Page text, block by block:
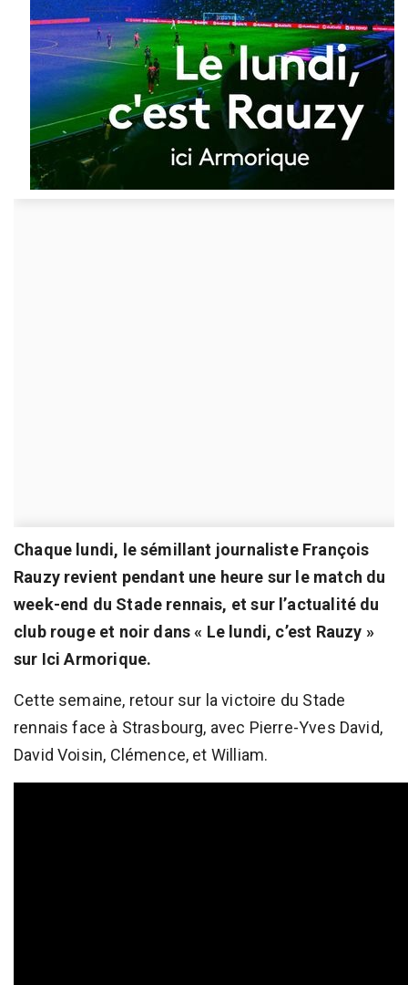
Chaque lundi, le sémillant journaliste François
Rauzy revient pendant une heure sur le match du
week-end du Stade rennais, et sur l’actualité du
club rouge et noir dans « Le lundi, c’est Rauzy »
sur Ici Armorique.
Cette semaine, retour sur la victoire du Stade
rennais face à Strasbourg, avec Pierre-Yves David,
David Voisin, Clémence, et William.